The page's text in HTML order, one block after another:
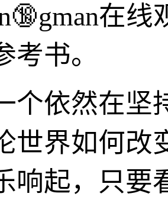
在
考书。
个依然在坚
世界如何改
响起，只要